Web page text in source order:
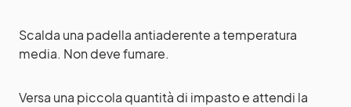
Scalda una padella antiaderente a temperatura
media. Non deve fumare.
Versa una piccola quantità di impasto e attendi la